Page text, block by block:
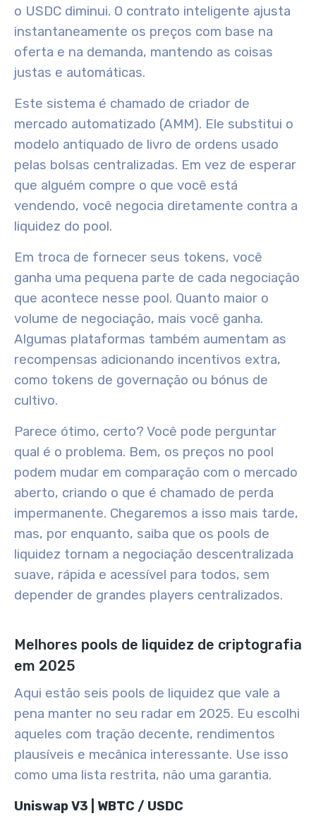
o USDC diminui. O contrato inteligente ajusta
instantaneamente os preços com base na
oferta e na demanda, mantendo as coisas
justas e automáticas.
Este sistema é chamado de criador de
mercado automatizado (AMM). Ele substitui o
modelo antiquado de livro de ordens usado
pelas bolsas centralizadas. Em vez de esperar
que alguém compre o que você está
vendendo, você negocia diretamente contra a
liquidez do pool.
Em troca de fornecer seus tokens, você
ganha uma pequena parte de cada negociação
que acontece nesse pool. Quanto maior o
volume de negociação, mais você ganha.
Algumas plataformas também aumentam as
recompensas adicionando incentivos extra,
como tokens de governação ou bónus de
cultivo.
Parece ótimo, certo? Você pode perguntar
qual é o problema. Bem, os preços no pool
podem mudar em comparação com o mercado
aberto, criando o que é chamado de perda
impermanente. Chegaremos a isso mais tarde,
mas, por enquanto, saiba que os pools de
liquidez tornam a negociação descentralizada
suave, rápida e acessível para todos, sem
depender de grandes players centralizados.
Melhores pools de liquidez de criptografia
em 2025
Aqui estão seis pools de liquidez que vale a
pena manter no seu radar em 2025. Eu escolhi
aqueles com tração decente, rendimentos
plausíveis e mecânica interessante. Use isso
como uma lista restrita, não uma garantia.
Uniswap V3 | WBTC / USDC